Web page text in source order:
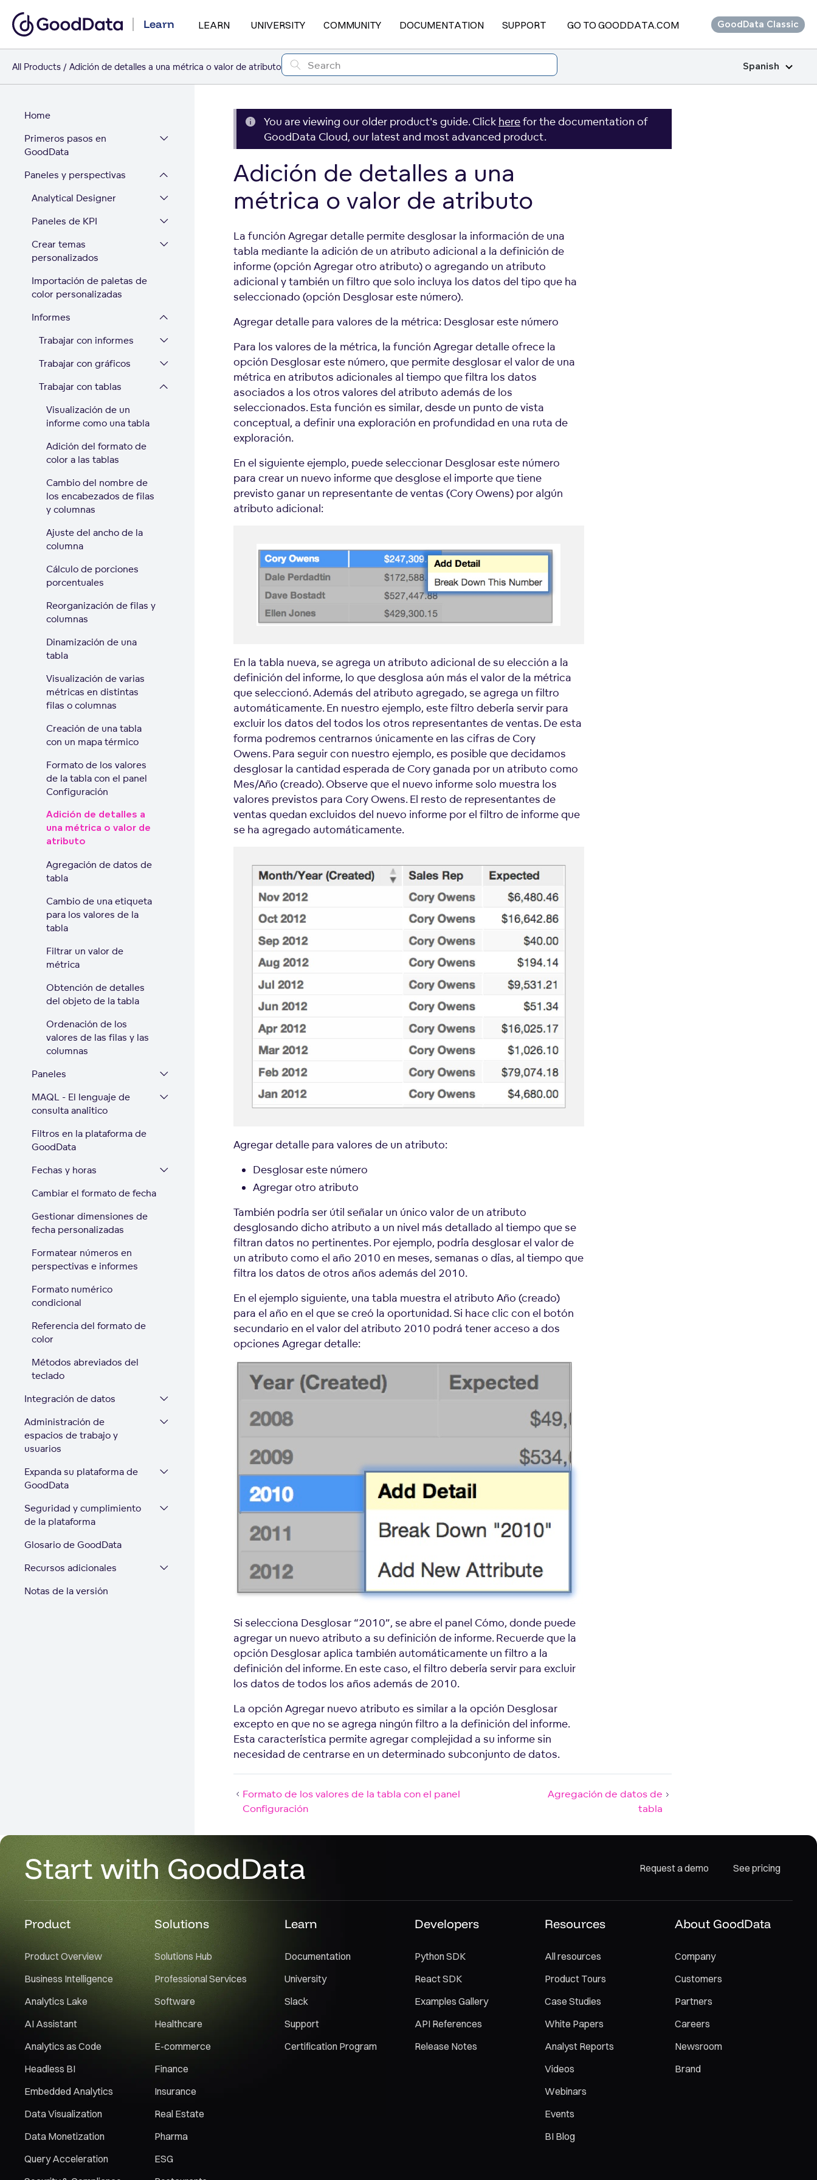
Learn LEARN UNIVERSITY COMMUNITY DOCUMENTATION SUPPORT GO TO GOODDATA.COM GoodData Classic
All Products Adición de detalles a una métrica o valor de atributo Spanish
Home
Primeros pasos en
GoodData
Paneles y perspectivas
Analytical Designer
Paneles de KPI
Crear temas
personalizados
Importación de paletas de
color personalizadas
Informes
Trabajar con informes
Trabajar con gráficos
Trabajar con tablas
Visualización de un
informe como una tabla
Adición del formato de
color a las tablas
Cambio del nombre de
los encabezados de filas
y columnas
Ajuste del ancho de la
columna
Cálculo de porciones
porcentuales
Reorganización de filas y
columnas
Dinamización de una
tabla
Visualización de varias
métricas en distintas
filas o columnas
Creación de una tabla
con un mapa térmico
Formato de los valores
de la tabla con el panel
Configuración
Adición de detalles a
una métrica o valor de
atributo
Agregación de datos de
tabla
Cambio de una etiqueta
para los valores de la
tabla
Filtrar un valor de
métrica
Obtención de detalles
del objeto de la tabla
Ordenación de los
valores de las filas y las
columnas
Paneles
MAQL - El lenguaje de
consulta analítico
Filtros en la plataforma de
GoodData
Fechas y horas
Cambiar el formato de fecha
Gestionar dimensiones de
fecha personalizadas
Formatear números en
perspectivas e informes
Formato numérico
condicional
Referencia del formato de
color
Métodos abreviados del
teclado
Integración de datos
Administración de
espacios de trabajo y
usuarios
Expanda su plataforma de
GoodData
Seguridad y cumplimiento
de la plataforma
Glosario de GoodData
Recursos adicionales
Notas de la versión
You are viewing our older product's guide. Click herefor the documentation of
GoodData Cloud, our latest and most advanced product.
Adición de detalles a una
métrica o valor de atributo
La función Agregar detalle permite desglosar la información de una
tabla mediante la adición de un atributo adicional a la definición de
informe (opción Agregar otro atributo) o agregando un atributo
adicional y también un filtro que solo incluya los datos del tipo que ha
seleccionado (opción Desglosar este número).
Agregar detalle para valores de la métrica: Desglosar este número
Para los valores de la métrica, la función Agregar detalle ofrece la
opción Desglosar este número, que permite desglosar el valor de una
métrica en atributos adicionales al tiempo que filtra los datos
asociados a los otros valores del atributo además de los
seleccionados. Esta función es similar, desde un punto de vista
conceptual, a definir una exploración en profundidad en una ruta de
exploración.
En el siguiente ejemplo, puede seleccionar Desglosar este número
para crear un nuevo informe que desglose el importe que tiene
previsto ganar un representante de ventas (Cory Owens) por algún
atributo adicional:
En la tabla nueva, se agrega un atributo adicional de su elección a la
definición del informe, lo que desglosa aún más el valor de la métrica
que seleccionó. Además del atributo agregado, se agrega un filtro
automáticamente. En nuestro ejemplo, este filtro debería servir para
excluir los datos del todos los otros representantes de ventas. De esta
forma podremos centrarnos únicamente en las cifras de Cory
Owens. Para seguir con nuestro ejemplo, es posible que decidamos
desglosar la cantidad esperada de Cory ganada por un atributo como
Mes/Año (creado). Observe que el nuevo informe solo muestra los
valores previstos para Cory Owens. El resto de representantes de
ventas quedan excluidos del nuevo informe por el filtro de informe que
se ha agregado automáticamente.
Agregar detalle para valores de un atributo:
Desglosar este número
Agregar otro atributo
También podría ser útil señalar un único valor de un atributo
desglosando dicho atributo a un nivel más detallado al tiempo que se
filtran datos no pertinentes. Por ejemplo, podría desglosar el valor de
un atributo como el año 2010 en meses, semanas o días, al tiempo que
filtra los datos de otros años además del 2010.
En el ejemplo siguiente, una tabla muestra el atributo Año (creado)
para el año en el que se creó la oportunidad. Si hace clic con el botón
secundario en el valor del atributo 2010 podrá tener acceso a dos
opciones Agregar detalle:
Si selecciona Desglosar “2010”, se abre el panel Cómo, donde puede
agregar un nuevo atributo a su definición de informe. Recuerde que la
opción Desglosar aplica también automáticamente un filtro a la
definición del informe. En este caso, el filtro debería servir para excluir
los datos de todos los años además de 2010.
La opción Agregar nuevo atributo es similar a la opción Desglosar
excepto en que no se agrega ningún filtro a la definición del informe.
Esta característica permite agregar complejidad a su informe sin
necesidad de centrarse en un determinado subconjunto de datos.
Formato de los valores de la tabla con el panel
Configuración
Agregación de datos de
tabla
Start with GoodData Request a demo See pricing
Product
Product Overview
Business Intelligence
Analytics Lake
AI Assistant
Analytics as Code
Headless BI
Embedded Analytics
Data Visualization
Data Monetization
Query Acceleration
Solutions
Solutions Hub
Professional Services
Software
Healthcare
E-commerce
Finance
Insurance
Real Estate
Pharma
ESG
Learn
Documentation
University
Slack
Support
Certification Program
Developers
Python SDK
React SDK
Examples Gallery
API References
Release Notes
Resources
All resources
Product Tours
Case Studies
White Papers
Analyst Reports
Videos
Webinars
Events
BI Blog
About GoodData
Company
Customers
Partners
Careers
Newsroom
Brand